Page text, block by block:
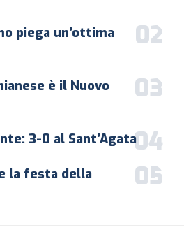
piega un’ottima
è il Nuovo
3-0 al Sant’Agata
la festa della